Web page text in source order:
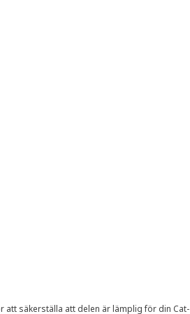
att säkerställa att delen är lämplig för din Cat-